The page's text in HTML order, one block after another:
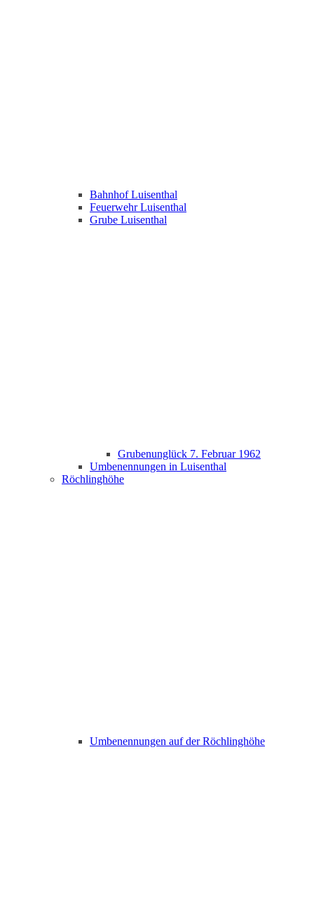
Bahnhof Luisenthal
Feuerwehr Luisenthal
Grube Luisenthal
Grubenunglück 7. Februar 1962
Umbenennungen in Luisenthal
Röchlinghöhe
Umbenennungen auf der Röchlinghöhe